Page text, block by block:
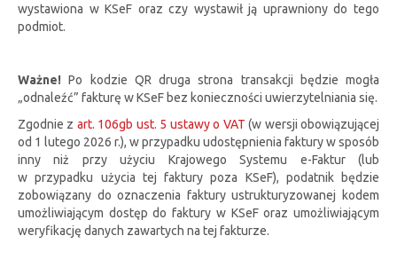
wystawiona w KSeF oraz czy wystawił ją uprawniony do tego
podmiot.
Ważne!Po kodzie QR druga strona transakcji będzie mogła
„odnaleźć” fakturę w KSeF bez konieczności uwierzytelniania się.
Zgodnie z art. 106gb ust. 5 ustawy o VAT (w wersji obowiązującej
od 1 lutego 2026 r.), w przypadku udostępnienia faktury w sposób
inny niż przy użyciu Krajowego Systemu e-Faktur (lub
w przypadku użycia tej faktury poza KSeF), podatnik będzie
zobowiązany do oznaczenia faktury ustrukturyzowanej kodem
umożliwiającym dostęp do faktury w KSeF oraz umożliwiającym
weryfikację danych zawartych na tej fakturze.